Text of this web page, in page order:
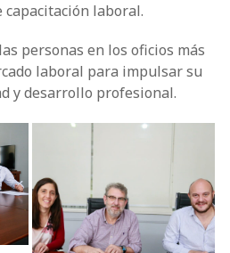
laboral.
personas en los oficios más
laboral para impulsar su
y desarrollo profesional.